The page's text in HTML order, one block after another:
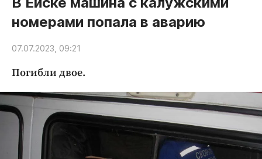
Статьи
Народные новости
Авто и транспорт
Криминал
Культура
Недвижимость и ЖКХ
Образование
номерами попала в аварию
07.07.2023, 09:21
Погибли двое.